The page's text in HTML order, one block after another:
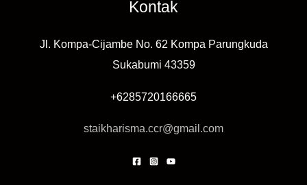
Kontak
Jl. Kompa-Cijambe No. 62 Kompa Parungkuda
Sukabumi 43359
+6285720166665
staikharisma.ccr@gmail.com